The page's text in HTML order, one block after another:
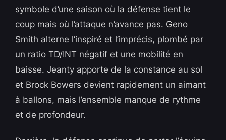
symbole d’une saison où la défense tient le
coup mais où l’attaque n’avance pas. Geno
Smith alterne l’inspiré et l’imprécis, plombé par
un ratio TD/INT négatif et une mobilité en
baisse. Jeanty apporte de la constance au sol
et Brock Bowers devient rapidement un aimant
à ballons, mais l’ensemble manque de rythme
et de profondeur.